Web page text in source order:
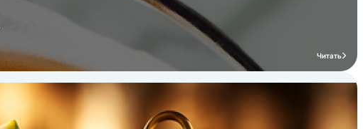
Читать